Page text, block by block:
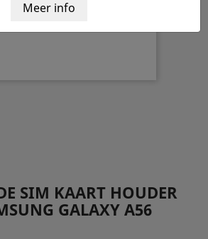
SIM KAART HOUDER
GALAXY A56